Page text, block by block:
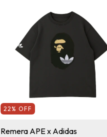
22 % OFF
Remera APE x Adidas